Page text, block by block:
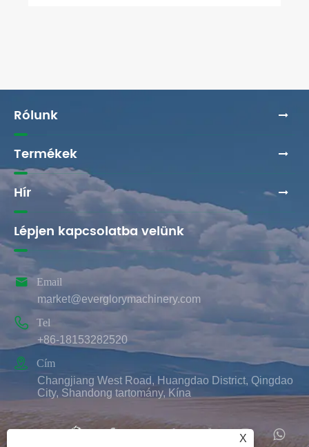
Rólunk
Termékek
Hír
Lépjen kapcsolatba velünk

Email
market@everglorymachinery.com

Tel
+86-18153282520

Cím
Changjiang West Road, Huangdao District, Qingdao
City, Shandong tartomány, Kína
X